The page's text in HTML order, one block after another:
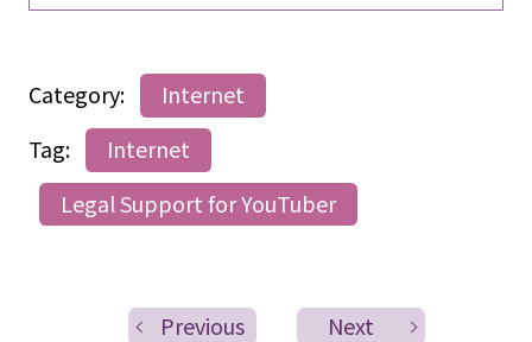
Category:
Internet
Tag:
Internet
Legal Support for YouTuber
Previous Next